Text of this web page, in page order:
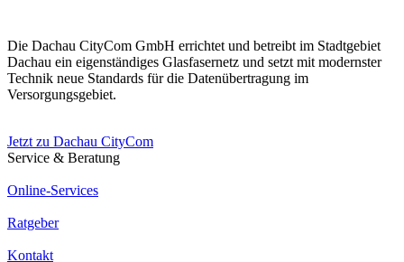
Die Dachau CityCom GmbH errichtet und betreibt im Stadtgebiet
Dachau ein eigenständiges Glasfasernetz und setzt mit modernster
Technik neue Standards für die Datenübertragung im
Versorgungsgebiet.
Jetzt zu Dachau CityCom
Service & Beratung
Online-Services
Ratgeber
Kontakt